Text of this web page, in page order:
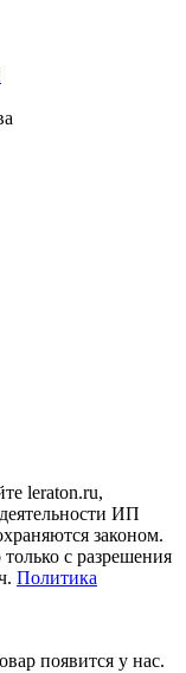
leraton.ru,
ИП
законом.
с разрешения
Политика
появится у нас.